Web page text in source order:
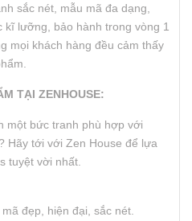
sắc nét, mẫu mã đa dạng,
kĩ lưỡng, bảo hành trong vòng 1
mọi khách hàng đều cảm thấy
TẠI ZENHOUSE:
một bức tranh phù hợp với
Hãy tới với Zen House để lựa
tuyệt vời nhất.
đẹp, hiện đại, sắc nét.